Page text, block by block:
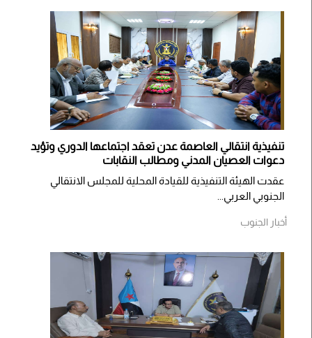
تنفيذية انتقالي العاصمة عدن تعقد اجتماعها الدوري وتؤيد
دعوات العصيان المدني ومطالب النقابات
​عقدت الهيئة التنفيذية للقيادة المحلية للمجلس الانتقالي
الجنوبي العربي...
أخبار الجنوب